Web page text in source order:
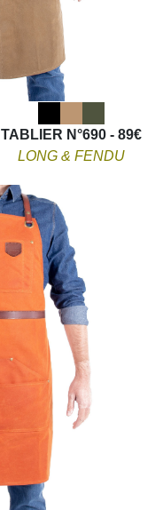
TABLIER N°690 - 89€
LONG & FENDU